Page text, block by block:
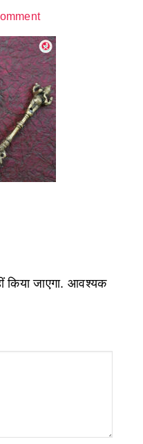
जाएगा. आवश्यक